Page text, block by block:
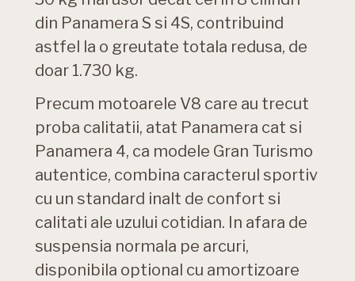
din Panamera S si 4S, contribuind
astfel la o greutate totala redusa, de
doar 1.730 kg.
Precum motoarele V8 care au trecut
proba calitatii, atat Panamera cat si
Panamera 4, ca modele Gran Turismo
autentice, combina caracterul sportiv
cu un standard inalt de confort si
calitati ale uzului cotidian. In afara de
suspensia normala pe arcuri,
disponibila optional cu amortizoare